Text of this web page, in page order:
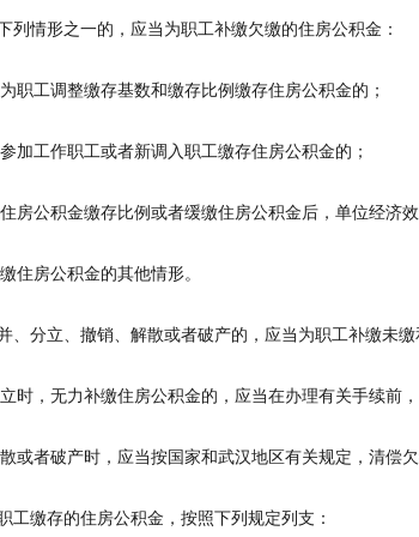
列情形之一的，应当为职工补缴欠缴的住房公积金：
职工调整缴存基数和缴存比例缴存住房公积金的；
加工作职工或者新调入职工缴存住房公积金的；
房公积金缴存比例或者缓缴住房公积金后，单位经济效
住房公积金的其他情形。
、分立、撤销、解散或者破产的，应当为职工补缴未缴
时，无力补缴住房公积金的，应当在办理有关手续前
或者破产时，应当按国家和武汉地区有关规定，清偿欠
工缴存的住房公积金，按照下列规定列支：